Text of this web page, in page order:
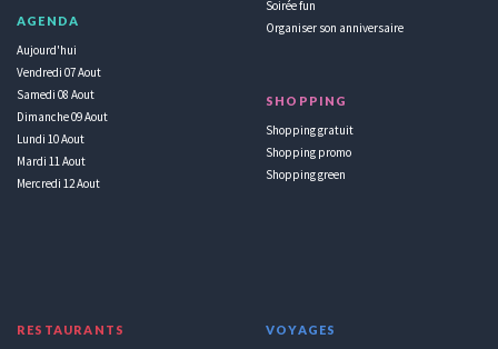
AGENDA
Aujourd'hui
Vendredi 07 Aout
Samedi 08 Aout
Dimanche 09 Aout
Lundi 10 Aout
Mardi 11 Aout
Mercredi 12 Aout
Soirée fun
Organiser son anniversaire
SHOPPING
Shopping gratuit
Shopping promo
Shopping green
RESTAURANTS VOYAGES